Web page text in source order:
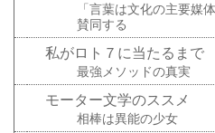
「言葉は文化の主要媒
賛同する
私がロト７に当たるまで
最強メソッドの真実
モーター文学のススメ
相棒は異能の少女